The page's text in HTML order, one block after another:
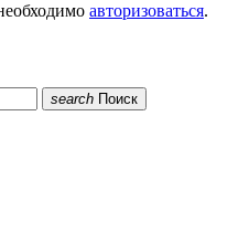
авторизоваться.
search Поиск